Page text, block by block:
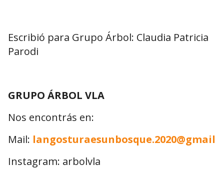
Escribió para Grupo Árbol: Claudia Patricia
Parodi
GRUPO ÁRBOL VLA
Nos encontrás en:
Mail:
Instagram: arbolvla